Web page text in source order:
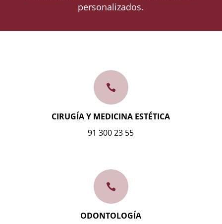
personalizados.

CIRUGÍA Y MEDICINA ESTÉTICA
91 300 23 55

ODONTOLOGÍA